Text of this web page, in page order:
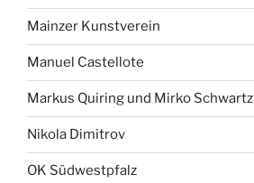
Mainzer Kunstverein
Manuel Castellote
Markus Quiring und Mirko Schwartz
Nikola Dimitrov
OK Südwestpfalz